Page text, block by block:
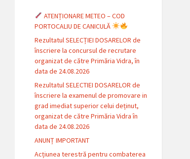
ATENȚIONARE METEO – COD
PORTOCALIU DE CANICULĂ
Rezultatul SELECȚIEI DOSARELOR de
înscriere la concursul de recrutare
organizat de către Primăria Vidra, în
data de 24.08.2026
Rezultatul SELECTIEI DOSARELOR de
înscriere la examenul de promovare in
grad imediat superior celui deținut,
organizat de către Primăria Vidra în
data de 24.08.2026
ANUNȚ IMPORTANT
Acțiunea terestră pentru combaterea